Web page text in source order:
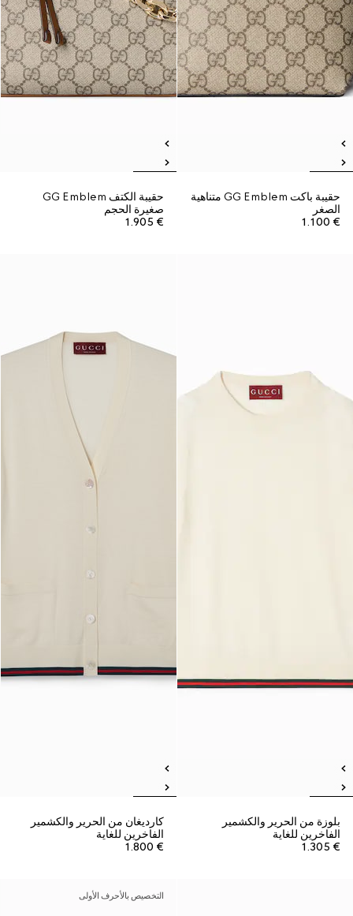
حقيبة باكت GG Emblem متناهية
الصغر
€ 1.100
حقيبة الكتف GG Emblem
صغيرة الحجم
€ 1.905
بلوزة من الحرير والكشمير
الفاخرين للغاية
€ 1.305
كارديغان من الحرير والكشمير
الفاخرين للغاية
€ 1.800
التخصيص بالأحرف الأولى